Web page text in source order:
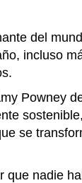
del
incluso
Powney
se
que nadie